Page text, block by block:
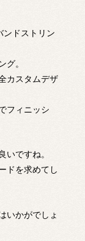
ンドストリン
グ。
カスタムデザ
フィニッシ
いですね。
ドを求めてし
いかがでしょ